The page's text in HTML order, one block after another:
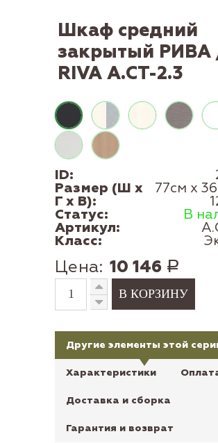
Шкаф средний
закрытый РИВА
RIVA А.СТ-2.3
ID:
Размер (Ш x
Г x В):
77см x
Статус: В
Артикул:
Класс:
Цена: 10 146 Р
Другие элементы этой
Характеристики
Доставка и сборка
Гарантия и возврат